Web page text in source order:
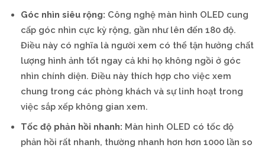
Góc nhìn siêu rộng: Công nghệ màn hình OLED cung
cấp góc nhìn cực kỳ rộng, gần như lên đến 180 độ.
Điều này có nghĩa là người xem có thể tận hưởng chất
lượng hình ảnh tốt ngay cả khi họ không ngồi ở góc
nhìn chính diện. Điều này thích hợp cho việc xem
chung trong các phòng khách và sự linh hoạt trong
việc sắp xếp không gian xem.
Tốc độ phản hồi nhanh: Màn hình OLED có tốc độ
phản hồi rất nhanh, thường nhanh hơn hơn 1000 lần so